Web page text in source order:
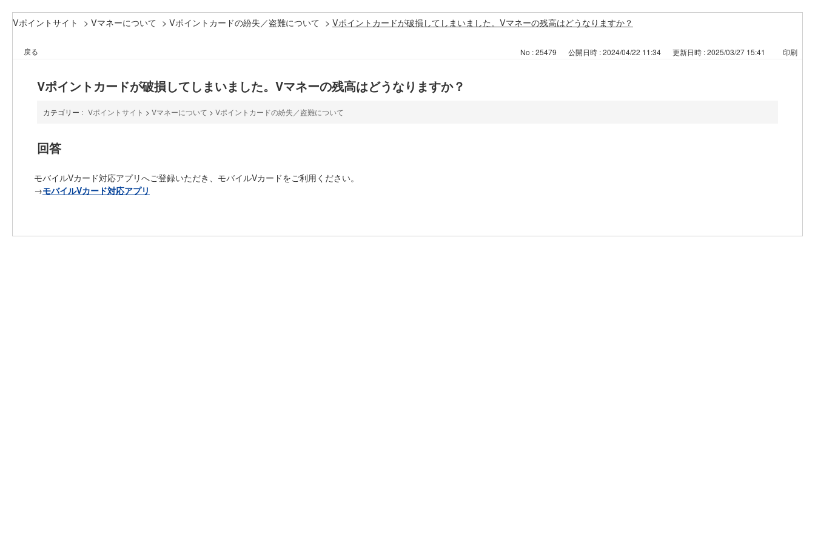
Vポイントサイト > Vマネーについて > Vポイントカードの紛失／盗難について > Vポイントカードが破損してしまいました。Vマネーの残高はどうなりますか？
戻る No : 25479 公開日時 : 2024/04/22 11:34 更新日時 : 2025/03/27 15:41 印刷
Vポイントカードが破損してしまいました。Vマネーの残高はどうなりますか？
カテゴリー : Vポイントサイト > Vマネーについて > Vポイントカードの紛失／盗難について
回答
モバイルVカード対応アプリへご登録いただき、モバイルVカードをご利用ください。
→モバイルVカード対応アプリ